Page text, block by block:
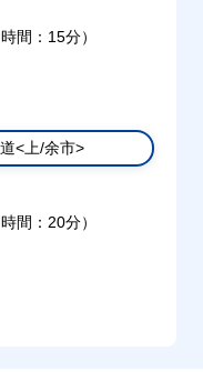
間：15分）
<上/余市>
間：20分）